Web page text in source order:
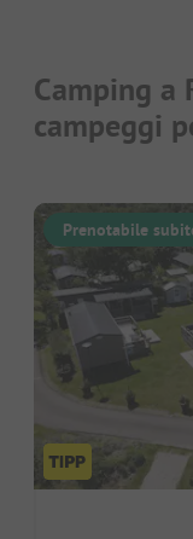
Camping a
campeggi
Prenotabile